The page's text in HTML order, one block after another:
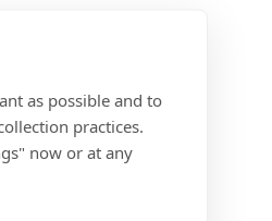
as possible and to
practices.
now or at any